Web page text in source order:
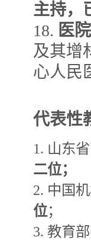
主持，
18. 医
及其增
心人民
代表性
1. 山东省
二位；
2. 中国
位；
3. 教育